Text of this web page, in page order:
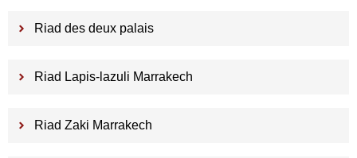
Riad des deux palais
Riad Lapis-lazuli Marrakech
Riad Zaki Marrakech